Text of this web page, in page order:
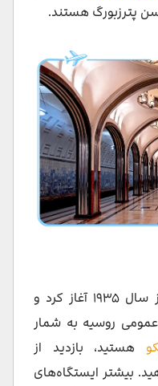
پترزبورگ هستند.
متروی مسکو فعالیت خود را از سال ۱۹۳۵ آغاز کرد و
روسیه به شمار
هستید، بازدید از
بیشتر ایستگاه‌های